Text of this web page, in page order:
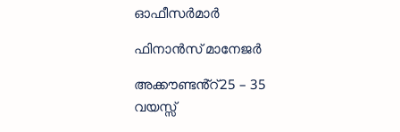
ഓഫീസർമാർ
ഫിനാൻസ് മാനേജർ
അക്കൗണ്ടൻ്റ്25 – 35
വയസ്സ്